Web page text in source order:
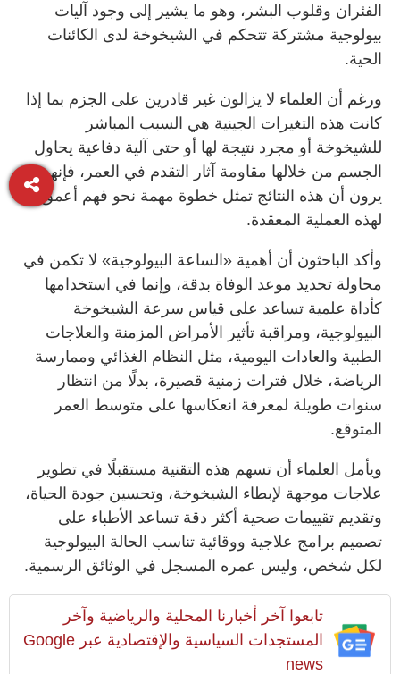
الفئران وقلوب البشر، وهو ما يشير إلى وجود آليات
بيولوجية مشتركة تتحكم في الشيخوخة لدى الكائنات
الحية.
ورغم أن العلماء لا يزالون غير قادرين على الجزم بما إذا
كانت هذه التغيرات الجينية هي السبب المباشر
للشيخوخة أو مجرد نتيجة لها أو حتى آلية دفاعية يحاول
الجسم من خلالها مقاومة آثار التقدم في العمر، فإنهم
يرون أن هذه النتائج تمثل خطوة مهمة نحو فهم أعمق
لهذه العملية المعقدة.
وأكد الباحثون أن أهمية «الساعة البيولوجية» لا تكمن في
محاولة تحديد موعد الوفاة بدقة، وإنما في استخدامها
كأداة علمية تساعد على قياس سرعة الشيخوخة
البيولوجية، ومراقبة تأثير الأمراض المزمنة والعلاجات
الطبية والعادات اليومية، مثل النظام الغذائي وممارسة
الرياضة، خلال فترات زمنية قصيرة، بدلًا من انتظار
سنوات طويلة لمعرفة انعكاسها على متوسط العمر
المتوقع.
ويأمل العلماء أن تسهم هذه التقنية مستقبلًا في تطوير
علاجات موجهة لإبطاء الشيخوخة، وتحسين جودة الحياة،
وتقديم تقييمات صحية أكثر دقة تساعد الأطباء على
تصميم برامج علاجية ووقائية تناسب الحالة البيولوجية
لكل شخص، وليس عمره المسجل في الوثائق الرسمية.
تابعوا آخر أخبارنا المحلية والرياضية وآخر
المستجدات السياسية والإقتصادية عبر Google
news